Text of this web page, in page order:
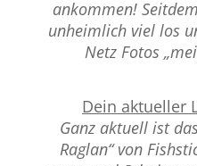
ankommen!
unheimlich viel los
Netz Fotos
Dein aktueller
Ganz aktuell ist
Raglan“ von